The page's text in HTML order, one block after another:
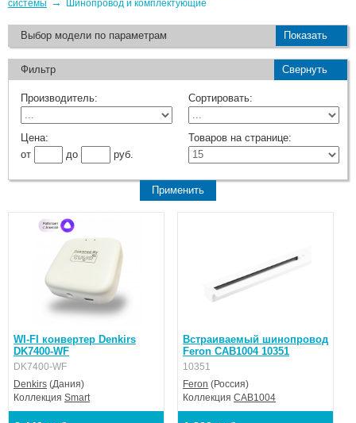
системы
Шинопровод и комплектующие
Выбор модели по параметрам Показать
Фильтр Свернуть
Производитель: Сортировать:
Цена:
от
до руб.
Товаров на странице:
WI-FI конвертер Denkirs
DK7400-WF
DK7400-WF
Denkirs (Дания)
Коллекция Smart
Встраиваемый шинопровод
Feron CAB1004 10351
10351
Feron (Россия)
КоллекцияCAB1004